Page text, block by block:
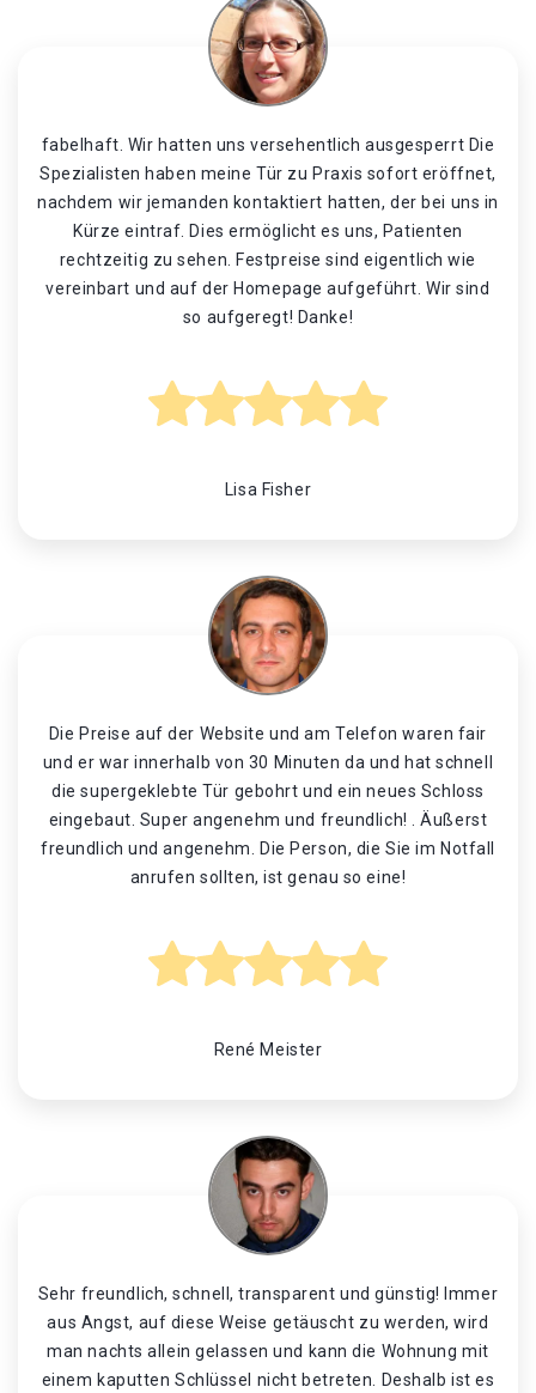
fabelhaft. Wir hatten uns versehentlich ausgesperrt Die
Spezialisten haben meine Tür zu Praxis sofort eröffnet,
nachdem wir jemanden kontaktiert hatten, der bei uns in
Kürze eintraf. Dies ermöglicht es uns, Patienten
rechtzeitig zu sehen. Festpreise sind eigentlich wie
vereinbart und auf der Homepage aufgeführt. Wir sind
so aufgeregt! Danke!
Lisa Fisher
Die Preise auf der Website und am Telefon waren fair
und er war innerhalb von 30 Minuten da und hat schnell
die supergeklebte Tür gebohrt und ein neues Schloss
eingebaut. Super angenehm und freundlich! . Äußerst
freundlich und angenehm. Die Person, die Sie im Notfall
anrufen sollten, ist genau so eine!
René Meister
Sehr freundlich, schnell, transparent und günstig! Immer
aus Angst, auf diese Weise getäuscht zu werden, wird
man nachts allein gelassen und kann die Wohnung mit
einem kaputten Schlüssel nicht betreten. Deshalb ist es